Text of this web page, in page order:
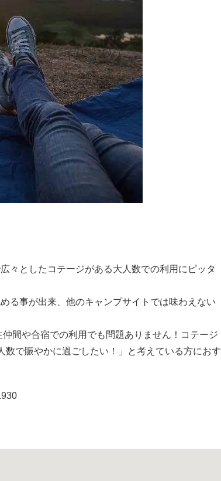
としたコテージがある大人数での利用にピッタ
る事が出来、他のキャンプサイトでは味わえない
間や合宿での利用でも問題ありません！コテージ
数で賑やかに過ごしたい！」と考えている方におす